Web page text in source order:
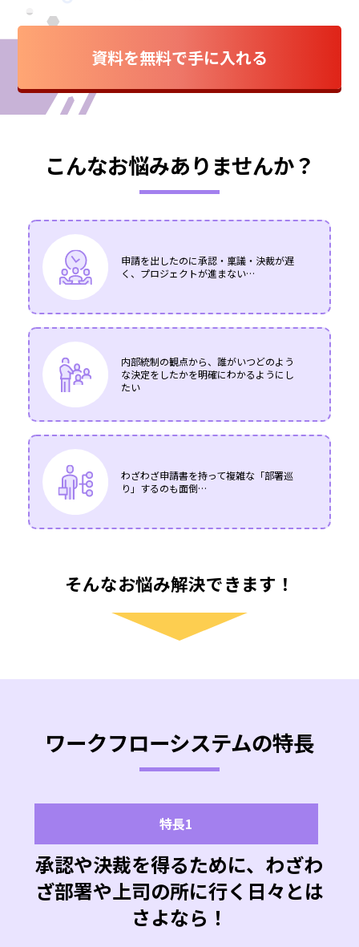
資料を無料で手に入れる
こんなお悩みありませんか？
申請を出したのに承認・稟議・決裁が遅
く、プロジェクトが進まない…
内部統制の観点から、誰がいつどのよう
な決定をしたかを明確にわかるようにし
たい
わざわざ申請書を持って複雑な「部署巡
り」するのも面倒…
そんなお悩み解決できます！
ワークフローシステムの特長
特長1
承認や決裁を得るために、わざわ
ざ部署や上司の所に行く日々とは
さよなら！